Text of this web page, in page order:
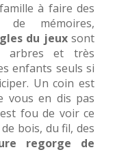
à faire des
de mémoires,
du jeuxsont
arbres et très
enfants seuls si
Un coin est
vous en dis pas
fou de voir ce
bois, du fil, des
regorge de